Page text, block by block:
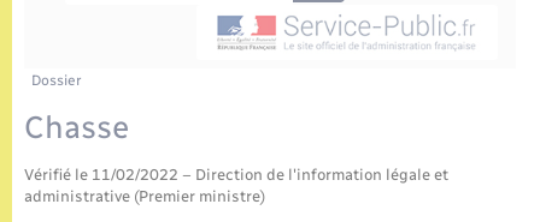
Organisation d’événement
Sécurité - Prévention
La Communauté de communes
Dossier
Chasse
Vérifié le 11/02/2022 – Direction de l'information légale et
administrative (Premier ministre)